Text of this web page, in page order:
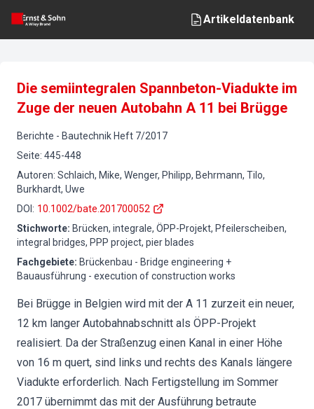
Artikeldatenbank
Die semiintegralen Spannbeton-Viadukte im
Zuge der neuen Autobahn A 11 bei Brügge
Berichte - Bautechnik Heft 7/2017
Seite: 445-448
Autoren: Schlaich, Mike, Wenger, Philipp, Behrmann, Tilo,
Burkhardt, Uwe
DOI : 10.1002/bate.201700052
Stichworte: Brücken, integrale, ÖPP-Projekt, Pfeilerscheiben,
integral bridges, PPP project, pier blades
Fachgebiete: Brückenbau - Bridge engineering +
Bauausführung - execution of construction works
Bei Brügge in Belgien wird mit der A 11 zurzeit ein neuer,
12 km langer Autobahnabschnitt als ÖPP-Projekt
realisiert. Da der Straßenzug einen Kanal in einer Höhe
von 16 m quert, sind links und rechts des Kanals längere
Viadukte erforderlich. Nach Fertigstellung im Sommer
2017 übernimmt das mit der Ausführung betraute